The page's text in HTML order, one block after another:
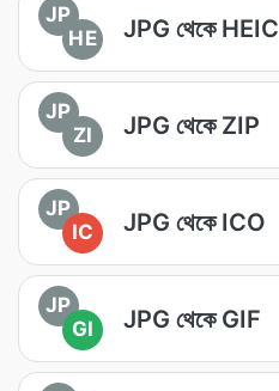
JP
HE
JPG থেকে HEIC
JP
ZI
JPG থেকে ZIP
JP
IC
JPG থেকে ICO
JP
GI
JPG থেকে GIF